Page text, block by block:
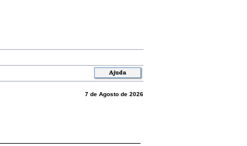
7 de Agosto de 2026